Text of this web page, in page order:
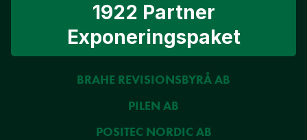
1922 Partner
Exponeringspaket
BRAHE REVISIONSBYRÅ AB
PILEN AB
POSITEC NORDIC AB